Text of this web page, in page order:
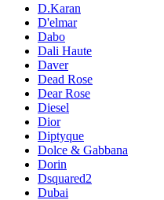
D.Karan
D'elmar
Dabo
Dali Haute
Daver
Dead Rose
Dear Rose
Diesel
Dior
Diptyque
Dolce & Gabbana
Dorin
Dsquared2
Dubai